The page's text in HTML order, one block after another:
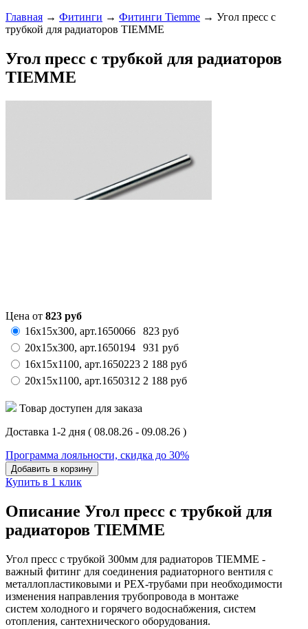
Главная → Фитинги → Фитинги Tiemme → Угол пресс с
трубкой для радиаторов TIEMME
Угол пресс с трубкой для радиаторов
TIEMME
Цена от 823 руб
16x15x300, арт.1650066 823 руб
20x15x300, арт.1650194 931 руб
16x15x1100, арт.1650223 2 188 руб
20x15x1100, арт.1650312 2 188 руб
Товар доступен для заказа
Доставка 1-2 дня ( 08.08.26 - 09.08.26 )
Программа лояльности, скидка до 30%
Добавить в корзину
Купить в 1 клик
Описание Угол пресс с трубкой для
радиаторов TIEMME
Угол пресс с трубкой 300мм для радиаторов TIEMME -
важный фитинг для соединения радиаторного вентиля с
металлопластиковыми и РЕХ-трубами при необходимости
изменения направления трубопровода в монтаже
систем холодного и горячего водоснабжения, систем
отопления, сантехнического оборудования.